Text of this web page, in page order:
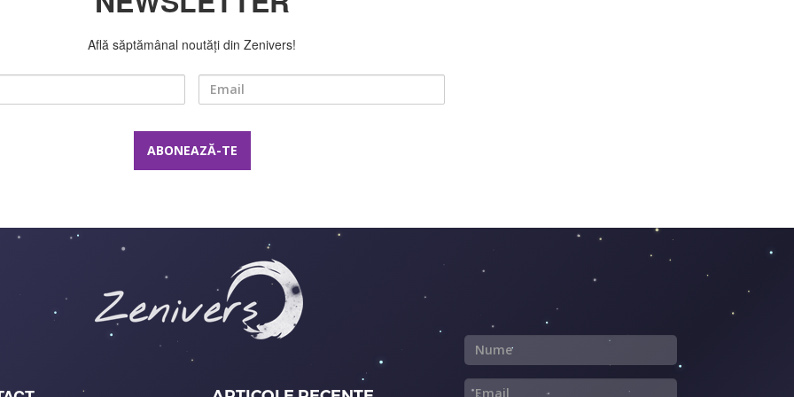
Află săptămânal noutăți din Zenivers!
Nume
Email